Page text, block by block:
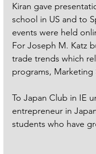
Kiran gave
school in US and to
events were held
For Joseph M. Katz
trade trends which
programs, Marketing
To Japan Club in IE
entrepreneur in
students who have